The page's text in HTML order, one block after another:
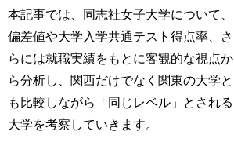
本記事では、同志社女子大学について、
偏差値や大学入学共通テスト得点率、さ
らには就職実績をもとに客観的な視点か
ら分析し、関西だけでなく関東の大学と
も比較しながら「同じレベル」とされる
大学を考察していきます。